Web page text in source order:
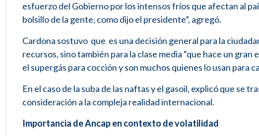
esfuerzo del Gobierno por los intensos fríos que afectan al
bolsillo de la gente, como dijo el presidente”, agregó.
Cardona sostuvo que es una decisión general para la
recursos, sino también para la clase media “que hace un
el supergás para cocción y son muchos quienes lo usan para
En el caso de la suba de las naftas y el gasoil, explicó que se
consideración a la compleja realidad internacional.
Importancia de Ancap en contexto de volatilidad